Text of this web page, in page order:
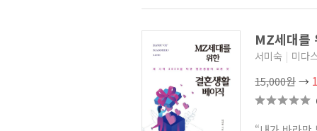
MZ세대를
서미숙 | 미다
15,000원→